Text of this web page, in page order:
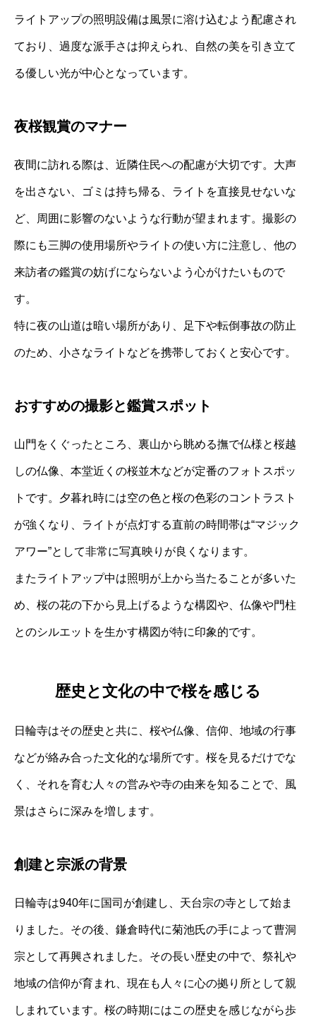
ライトアップの照明設備は風景に溶け込むよう配慮され
ており、過度な派手さは抑えられ、自然の美を引き立て
る優しい光が中心となっています。
夜桜観賞のマナー
夜間に訪れる際は、近隣住民への配慮が大切です。大声
を出さない、ゴミは持ち帰る、ライトを直接見せないな
ど、周囲に影響のないような行動が望まれます。撮影の
際にも三脚の使用場所やライトの使い方に注意し、他の
来訪者の鑑賞の妨げにならないよう心がけたいもので
す。
特に夜の山道は暗い場所があり、足下や転倒事故の防止
のため、小さなライトなどを携帯しておくと安心です。
おすすめの撮影と鑑賞スポット
山門をくぐったところ、裏山から眺める撫で仏様と桜越
しの仏像、本堂近くの桜並木などが定番のフォトスポッ
トです。夕暮れ時には空の色と桜の色彩のコントラスト
が強くなり、ライトが点灯する直前の時間帯は“マジック
アワー”として非常に写真映りが良くなります。
またライトアップ中は照明が上から当たることが多いた
め、桜の花の下から見上げるような構図や、仏像や門柱
とのシルエットを生かす構図が特に印象的です。
歴史と文化の中で桜を感じる
日輪寺はその歴史と共に、桜や仏像、信仰、地域の行事
などが絡み合った文化的な場所です。桜を見るだけでな
く、それを育む人々の営みや寺の由来を知ることで、風
景はさらに深みを増します。
創建と宗派の背景
日輪寺は940年に国司が創建し、天台宗の寺として始ま
りました。その後、鎌倉時代に菊池氏の手によって曹洞
宗として再興されました。その長い歴史の中で、祭礼や
地域の信仰が育まれ、現在も人々に心の拠り所として親
しまれています。桜の時期にはこの歴史を感じながら歩